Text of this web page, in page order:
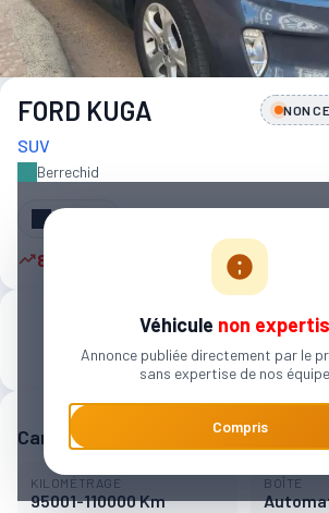
FORD KUGA NON
SUV
Berrechid
Véhicule non
Annonce publiée directement par le
sans expertise de nos
Compris
Partager
8 autres personnes sont
Caractéristiques principales
KILOMÉTRAGE
95001-110000 Km
BOÎTE